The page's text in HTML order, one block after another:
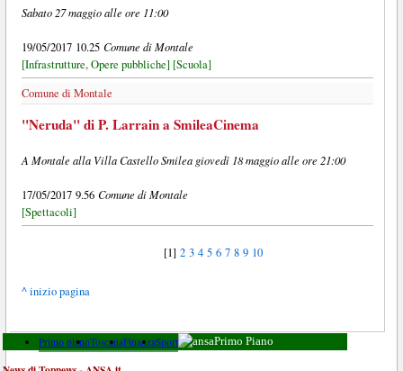
Sabato 27 maggio alle ore 11:00
19/05/2017 10.25 Comune di Montale
[Infrastrutture, Opere pubbliche] [Scuola]
Comune di Montale
"Neruda" di P. Larrain a SmileaCinema
A Montale alla Villa Castello Smilea giovedì 18 maggio alle ore 21:00
17/05/2017 9.56 Comune di Montale
[Spettacoli]
[1]2 3 4 5 6 7 8 9 10
^ inizio pagina
Primo pianoToscanaFinanzaSport Primo Piano